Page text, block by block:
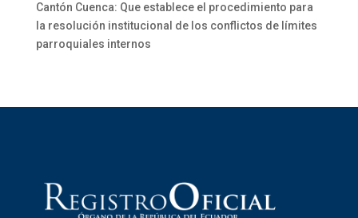
Cantón Cuenca: Que establece el procedimiento para
la resolución institucional de los conflictos de límites
parroquiales internos